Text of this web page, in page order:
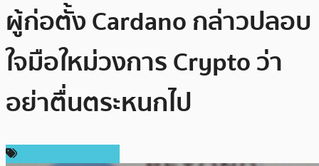
ผู้ก่อตั้ง Cardano กล่าวปลอบ
ใจมือใหม่วงการ Crypto ว่า
อย่าตื่นตระหนกไป